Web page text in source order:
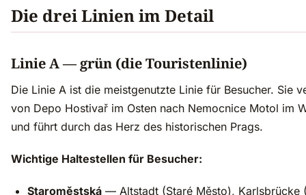
Die drei Linien im Detail
Linie A — grün (die Touristenlinie)
Die Linie A ist die meistgenutzte Linie für Besucher. Sie
von Depo Hostivař im Osten nach Nemocnice Motol im
und führt durch das Herz des historischen Prags.
Wichtige Haltestellen für Besucher:
Staroměstská — Altstadt (Staré Město), Karlsbrücke